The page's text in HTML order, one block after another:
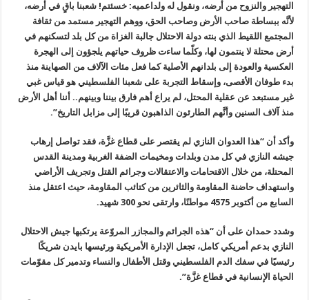
التهجير والنزوح من أرضه، ونقول له ولداعميه: خسئتم! شعبنا باقٍ في أرضه،
لأنَّه ببساطة صاحب الأرض وصاحب الحق، ووهم التهجير مستمد من ثقافة
المجتمع اللقيط الذي بنته دولة الاحتلال جالبة الغزاة من كل بلد لتسكنهم في
أرض محتلة لا ينتمون لها، وكلّما ساءت ظروف حياتهم يلجؤون إلى الهجرة
العكسية والعودة إلى بلدانهم الأصلية كما فعل مئات الآلاف من الصهاينة منذ
بدء طوفان الأقصى، وإسقاط التجربة على شعبنا الفلسطيني هو قياس غبي
غير مستبعد عن عقلية المحتل، لم يراع أهم فارق بيننا وبينهم.. أننا أهل الأرض
منذ آلاف السنين وأنَّهم الطارئون الذاهبون قريبًا إلى مزابل التاريخ”.
‏وأكد أن “هذا العدوان النازي لم يقتصر على قطاع غزَّة، فقد تواصل إرهاب
جيشه النازي في كل مدن وبلدات ومخيمات الضفة الغربية ومدينة القدس
المحتلة، من خلال الاقتحامات والاعتقالات وجرائم القتل وتجريف الأراضي
واستهداف حاضنة المقاومة والثائرين من كتائب المقاومة، حيث اعتقل منذ
السابع من أكتوبر 4575 مواطنًا، وارتقى نحو 300 شهيد.
‏وشدد حمدان على أن “هذه الجرائم والمجازر المروّعة يرتكبها جيش الاحتلال
النازي بدعم أمريكي كامل، تجعل الإدارة الأمريكية ورئيسها بايدن شريكًا
رئيسيًا في سفك الدم الفلسطيني وقتل الأطفال والنساء وتدمير كل مقوّمات
الحياة الإنسانية في قطاع غزَّة”.